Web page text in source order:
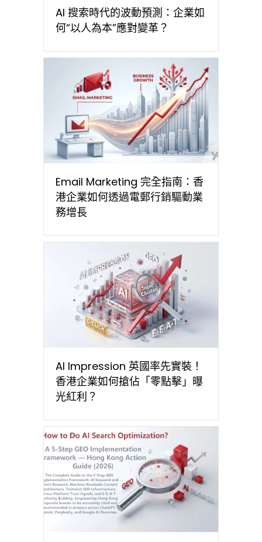
AI 搜索時代的波動預測：企業如
何“以人為本”應對變革？
Email Marketing 完全指南：香
港企業如何透過電郵行銷驅動業
務增長
AI Impression 英國率先實裝！
香港企業如何搶佔「零點擊」曝
光紅利？